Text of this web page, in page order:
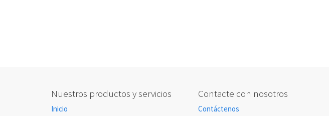
Nuestros productos y servicios
Inicio
Contacte con nosotros
Contáctenos